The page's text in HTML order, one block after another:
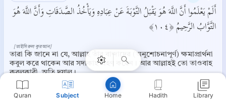
Quran Subject Home Hadith Library
أَلَمْ يَعْلَمُوا أَنَّ اللَّهَ هُوَ يَقْبَلُ التَّوْبَةَ عَنْ عِبَادِهِ وَيَأْخُذُ الصَّدَقَاتِ وَأَنَّ اللَّهَ هُوَ
التَّوَّابُ الرَّحِيمُ ﴿١٠٤﴾
তারা কি জানে না যে, আল্লাহ তাঁর বান্দাদের (অনুশোচনাপূর্ণ) ক্ষমাপ্রার্থনা
কবুল করে থাকেন আর সদাকাহ গ্রহণ করেন। আর আল্লাহই তো তাওবাহ
কবূলকারী, অতি দয়ালু।
[তাইসিরুল কুরআন]
Copy